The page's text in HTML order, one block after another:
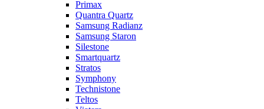
Primax
Quantra Quartz
Samsung Radianz
Samsung Staron
Silestone
Smartquartz
Stratos
Symphony
Technistone
Teltos